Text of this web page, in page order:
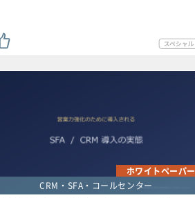
ホワイトペーパー
CRM・SFA・コールセンター